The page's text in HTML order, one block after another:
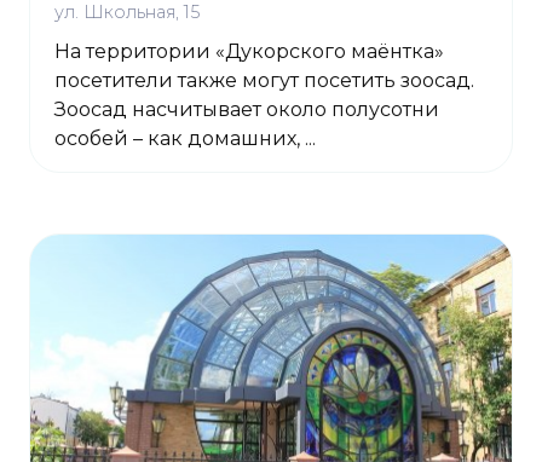
ул. Школьная, 15
На территории «Дукорского маёнтка»
посетители также могут посетить зоосад.
Зоосад насчитывает около полусотни
особей – как домашних, ...